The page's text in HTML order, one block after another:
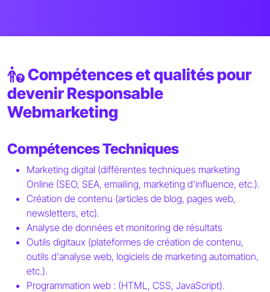
Compétences et qualités pour
devenir Responsable
Webmarketing
Compétences Techniques
Marketing digital (différentes techniques marketing
Online (SEO, SEA, emailing, marketing d'influence, etc.).
Création de contenu (articles de blog, pages web,
newsletters, etc).
Analyse de données et monitoring de résultats
Outils digitaux (plateformes de création de contenu,
outils d'analyse web, logiciels de marketing automation,
etc.).
Programmation web : (HTML, CSS, JavaScript).